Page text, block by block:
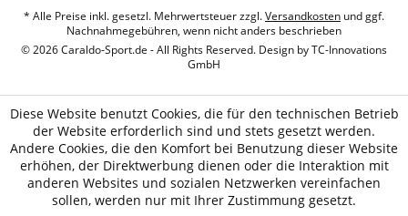
* Alle Preise inkl. gesetzl. Mehrwertsteuer zzgl.Versandkosten und ggf.
Nachnahmegebühren, wenn nicht anders beschrieben
© 2026 Caraldo-Sport.de - All Rights Reserved. Design byTC-Innovations
GmbH
Diese Website benutzt Cookies, die für den technischen Betrieb
der Website erforderlich sind und stets gesetzt werden.
Andere Cookies, die den Komfort bei Benutzung dieser Website
erhöhen, der Direktwerbung dienen oder die Interaktion mit
anderen Websites und sozialen Netzwerken vereinfachen
sollen, werden nur mit Ihrer Zustimmung gesetzt.